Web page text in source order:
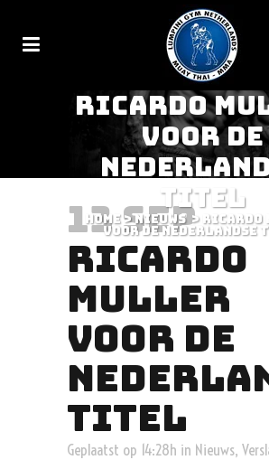
RICARDO
VOOR DE
TITEL
Home>Nieuws >
voor de
13 SEP
RICARDO
MULLER
VOOR DE
TITEL
Geplaatst op 14:28h in Nieuws,